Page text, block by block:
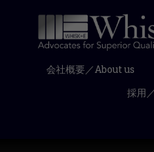
会社概要／About us
採用